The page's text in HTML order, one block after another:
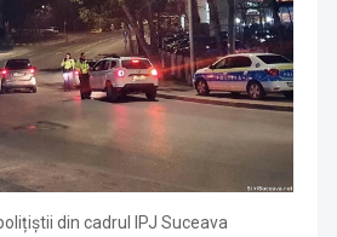
din cadrul IPJ Suceava